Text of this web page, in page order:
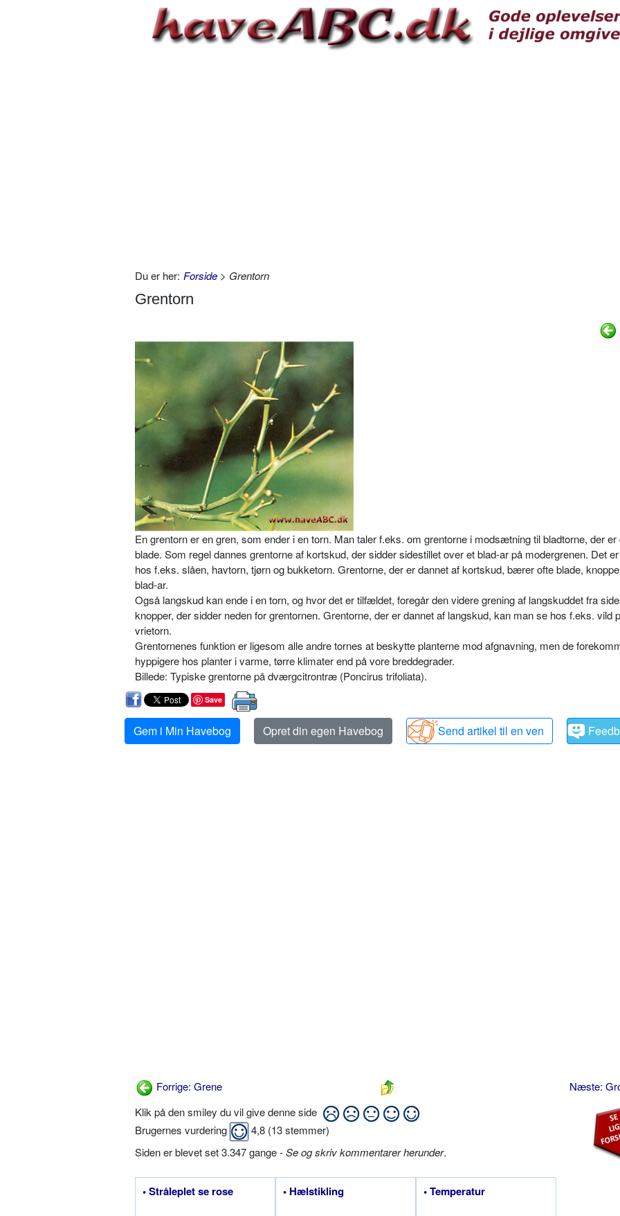
Du er her: Forside > Grentorn
Grentorn
En grentorn er en gren, som ender i en torn. Man taler f.eks. om grentorne i modsætning til bladtorne, der er
blade. Som regel dannes gren­torne af kortskud, der sidder sidestillet over et blad-ar på modergrenen. Det
hos f.eks. slåen, havtorn, tjørn og bukketorn. Grentorne, der er dannet af kortskud, bærer ofte blade,
blad-ar.
Også langskud kan ende i en torn, og hvor det er tilfældet, foregår den vide­re grening af langskuddet fra
knopper, der sidder neden for gren­tornen. Grentorne, der er dannet af langskud, kan man se hos f.eks. vild
vrietorn.
Grentornenes funktion er ligesom alle andre tornes at beskytte planterne mod afgnavning, men de
hyppigere hos planter i varme, tørre klimater end på vore breddegrader.
Billede: Typiske grentorne på dværgcitrontræ (Poncirus trifoliata).
Save
Gem i Min Havebog Opret din egen Havebog Send artikel til en ven
Forrige: Grene
Næste:
Klik på den smiley du vil give denne side
Brugernes vurdering
4,8 (13stemmer)
Siden er blevet set 3.347 gange -Se og skriv kommentarer herunder.
• Stråleplet se rose • Hælstikling • Temperatur